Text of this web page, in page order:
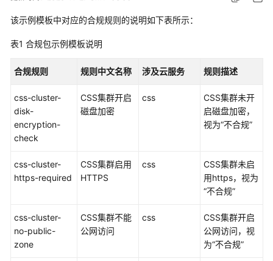
品
绍
快
速
入
门
用
户
该示例模板中对应的合规规则的说明如下表所示：
表1 合规包示例模板说明
合规规则 规则中文名称 涉及云服务 规则描述
css-cluster-
disk-
encryption-
check
CSS集群开启
磁盘加密
css
CSS集群未开
启磁盘加密，
视为“不合规”
css-cluster-
https-required
CSS集群启用
HTTPS
css
CSS集群未启
用https，视为
“不合规”
css-cluster-
no-public-
zone
CSS集群不能
公网访问
css
CSS集群开启
公网访问，视
为“不合规”